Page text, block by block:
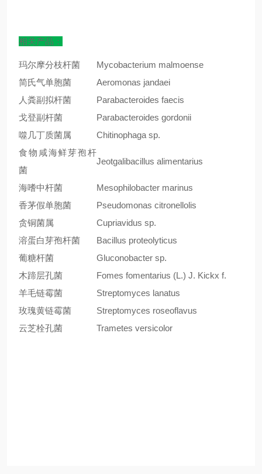
相关产品：
玛尔摩分枝杆菌
Mycobacterium malmoense
简氏气单胞菌
Aeromonas jandaei
人粪副拟杆菌
Parabacteroides faecis
戈登副杆菌
Parabacteroides gordonii
噬几丁质菌属
Chitinophaga sp.
食物咸海鲜芽孢杆
菌
Jeotgalibacillus alimentarius
海嗜中杆菌
Mesophilobacter marinus
香茅假单胞菌
Pseudomonas citronellolis
贪铜菌属
Cupriavidus sp.
溶蛋白芽孢杆菌
Bacillus proteolyticus
葡糖杆菌
Gluconobacter sp.
木蹄层孔菌
Fomes fomentarius (L.) J. Kickx f.
羊毛链霉菌
Streptomyces lanatus
玫瑰黄链霉菌
Streptomyces roseoflavus
云芝栓孔菌
Trametes versicolor